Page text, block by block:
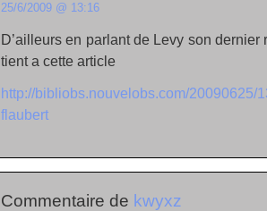
25/6/2009 @ 13:16
D’ailleurs en parlant de Levy son dernier
tient a cette article
http://bibliobs.nouvelobs.com/20090625/
flaubert
Commentaire de kwyxz